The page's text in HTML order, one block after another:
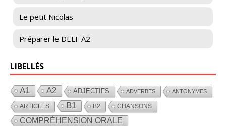
Le petit Nicolas
Préparer le DELF A2
LIBELLÉS
A1 A2 ADJECTIFS ADVERBES ANTONYMES
ARTICLES B1 B2 CHANSONS
COMPRÉHENSION ORALE